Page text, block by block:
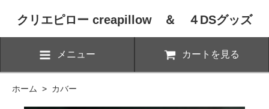
クリエピロー creapillow ＆ ４DSグッズ
メニュー カートを見る
ホーム > カバー